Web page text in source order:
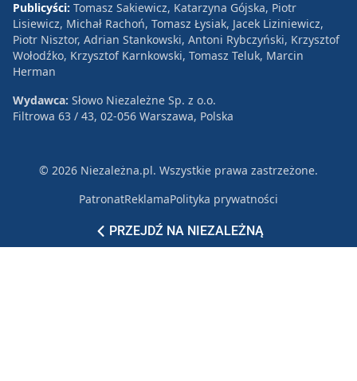
PRZEJDŹ NA NIEZALEŻNĄ
Publicyści: Tomasz Sakiewicz, Katarzyna Gójska, Piotr
Lisiewicz, Michał Rachoń, Tomasz Łysiak, Jacek Liziniewicz,
Piotr Nisztor, Adrian Stankowski, Antoni Rybczyński, Krzysztof
Wołodźko, Krzysztof Karnkowski, Tomasz Teluk, Marcin
Herman
Wydawca: Słowo Niezależne Sp. z o.o.
Filtrowa 63 / 43, 02-056 Warszawa, Polska
© 2026 Niezależna.pl. Wszystkie prawa zastrzeżone.
PatronatReklamaPolityka prywatności